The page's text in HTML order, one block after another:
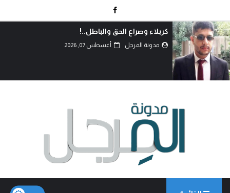
دماءُ أبنائنا ليست رخيصة..!
مدونة المرجل أغسطس 07, 2026